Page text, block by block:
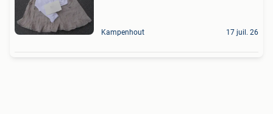
Kampenhout 17 juil. 26